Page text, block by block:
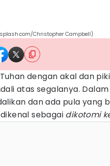
Christopher Campbell)
dengan akal dan
atas segalanya. Dalam
dan ada pula yang
sebagai dikotomi